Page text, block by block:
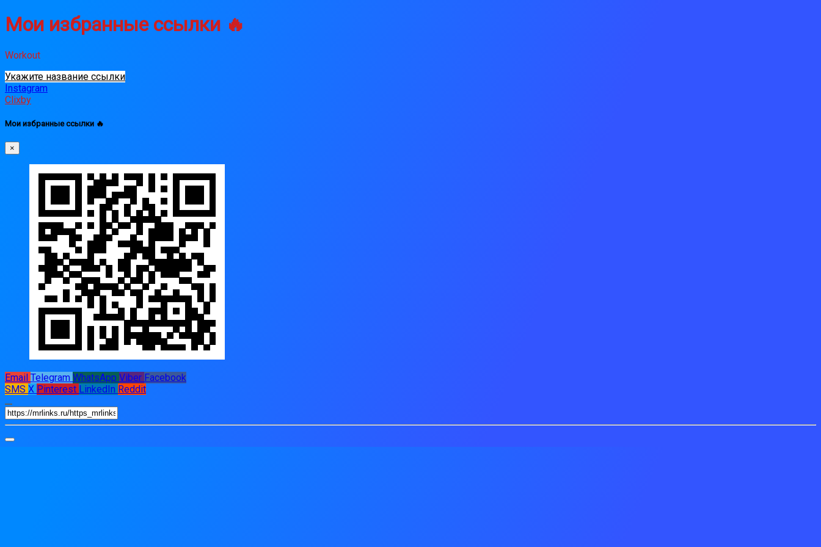
Мои избранные ссылки 🔥
Workout
Укажите название ссылки
Instagram
Clixby
Мои избранные ссылки 🔥
×
Email Telegram WhatsApp Viber Facebook
SMS X Pinterest LinkedIn Reddit